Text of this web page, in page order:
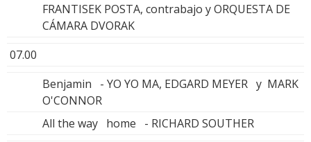
FRANTISEK POSTA, contrabajo y ORQUESTA DE
CÁMARA DVORAK
07.00
Benjamin - YO YO MA, EDGARD MEYER y MARK
O'CONNOR
All the way home - RICHARD SOUTHER